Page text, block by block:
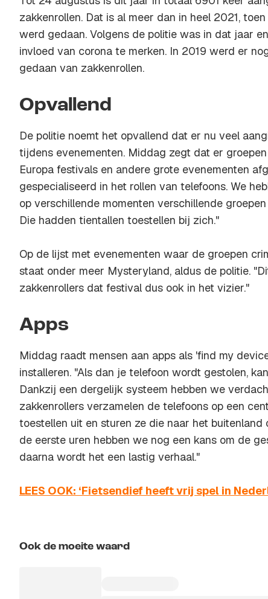
zakkenrollen. Dat is al meer dan in heel 2021,
werd gedaan. Volgens de politie was in dat jaar
invloed van corona te merken. In 2019 werd er
gedaan van zakkenrollen.
Opvallend
De politie noemt het opvallend dat er nu veel
tijdens evenementen. Middag zegt dat er
Europa festivals en andere grote evenementen
gespecialiseerd in het rollen van telefoons. We
op verschillende momenten verschillende
Die hadden tientallen toestellen bij zich."
Op de lijst met evenementen waar de groepen
staat onder meer Mysteryland, aldus de politie.
zakkenrollers dat festival dus ook in het vizier."
Apps
Middag raadt mensen aan apps als 'find my
installeren. "Als dan je telefoon wordt gestolen,
Dankzij een dergelijk systeem hebben we
zakkenrollers verzamelen de telefoons op een
toestellen uit en sturen ze die naar het buitenland
de eerste uren hebben we nog een kans om de
daarna wordt het een lastig verhaal."
LEES OOK: ‘Fietsendief heeft vrij spel in
Ook de moeite waard